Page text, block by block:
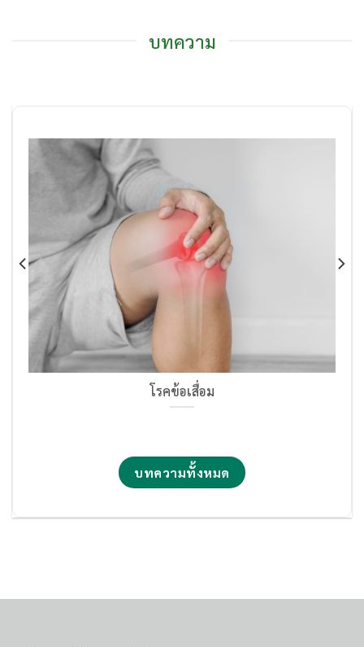
บทความ
โรคข้อเสื่อม
บทความทั้งหมด